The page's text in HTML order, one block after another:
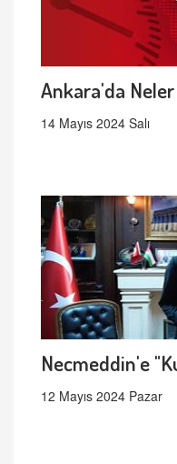
Ankara'da
14 Mayıs 2024 Salı
Necmeddin'e
12 Mayıs 2024 Pazar